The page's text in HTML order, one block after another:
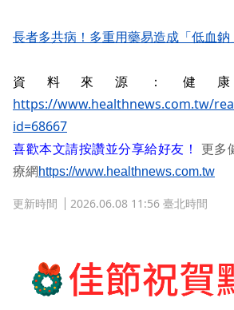
長者多共病！多重用藥易造成「低血鈉
資料來源：健
https://www.healthnews.com.tw/
id=68667
喜歡本文請按讚並分享給好友！
更多
療網 https://www.healthnews.com.tw
更新時間 2026.06.08 11:56 臺北時間